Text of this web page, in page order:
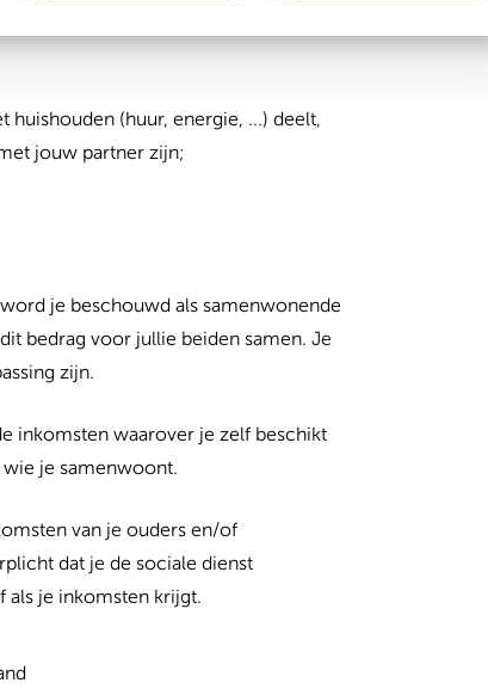
Er zijn drie situaties mogelijk:
(huur, energie, ...) deelt,
jouw partner zijn;
je beschouwd als samenwonende
bedrag voor jullie beiden samen. Je
zijn.
inkomsten waarover je zelf beschikt
je samenwoont.
van je ouders en/of
dat je de sociale dienst
als je inkomsten krijgt.